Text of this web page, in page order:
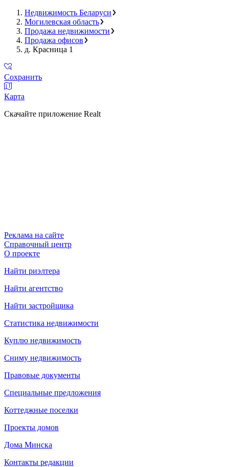
Недвижимость Беларуси
Могилевская область
Продажа недвижимости
Продажа офисов
д. Красница 1
Сохранить
Карта
Скачайте приложение Realt
Реклама на сайте
Справочный центр
О проекте
Найти риэлтера
Найти агентство
Найти застройщика
Статистика недвижимости
Куплю недвижимость
Сниму недвижимость
Правовые документы
Специальные предложения
Коттеджные поселки
Проекты домов
Дома Минска
Контакты редакции